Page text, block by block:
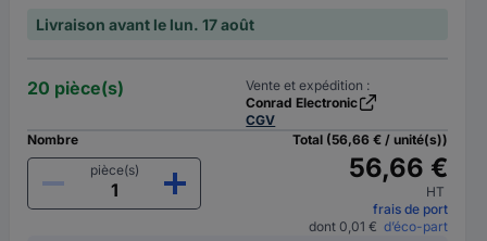
Livraison avant le lun. 17 août
20 pièce(s)
Vente et expédition :
Conrad Electronic
CGV
Nombre
pièce(s)
Total (56,66 € / unité(s))
56,66 €
HT
frais de port
dont 0,01 € d’éco-part